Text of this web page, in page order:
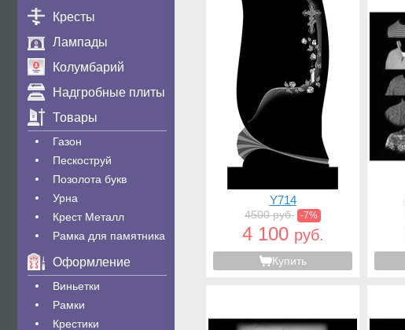
Кресты
Лампады
Колумбарий
Надгробные плиты
Товары
Газон
Пескоструй
Позолота букв
Урна
Крест Металл
Рамка для памятника
Оформление
Виньетки
Рамки
Крестики
Y714
4500 руб. -7%
4 100 руб.
Купить